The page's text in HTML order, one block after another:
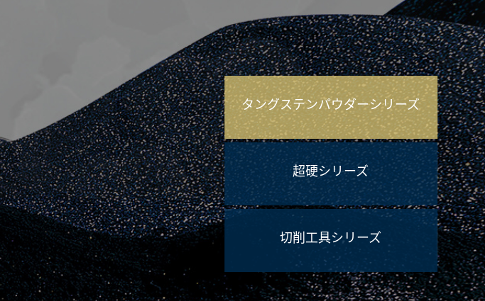
タングステンパウダーシリーズ
超硬シリーズ
切削工具シリーズ